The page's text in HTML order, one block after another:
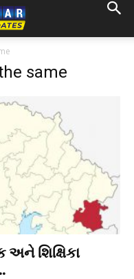
same
અને શિક્ષિકા